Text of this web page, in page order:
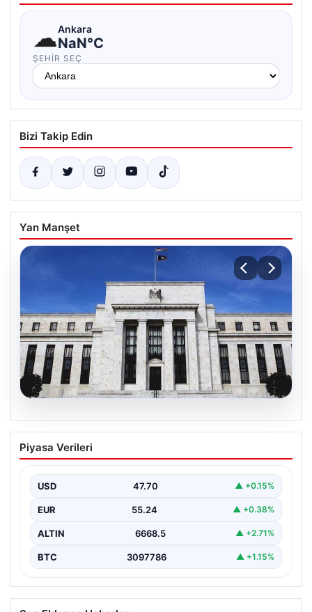
☁Ankara
NaN°C
ŞEHIR SEÇ
Bizi Takip Edin
Yan Manşet
Fed faizi sabit tuttu
Piyasa Verileri
USD 47.70 ▲ +0.15%
EUR 55.24 ▲ +0.38%
ALTIN 6668.5 ▲ +2.71%
BTC 3097786 ▲ +1.15%